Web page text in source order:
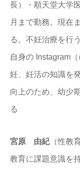
長）・順天堂大学
月まで勤務。現在
る。不妊治療を行
自身の Instagram
妊、妊活の知識を
向上のため、幼少
る
宮原 由紀（性教
教育に課題意識を